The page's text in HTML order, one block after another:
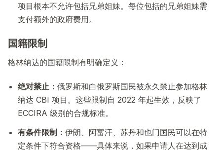
项目根本不允许包括兄弟姐妹。每位包括的兄弟姐妹需
支付额外的政府费用。
国籍限制
格林纳达的国籍限制有明确定义：
绝对禁止： 俄罗斯和白俄罗斯国民被永久禁止参加格林
纳达 CBI 项目。这些限制自 2022 年起生效，反映了
ECCIRA 级别的合规标准。
有条件限制： 伊朗、阿富汗、苏丹和也门国民可以在特
定条件下符合资格——具体来说，如果申请人在达到成